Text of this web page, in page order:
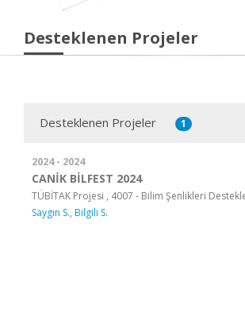
Desteklenen Projeler
Desteklenen Projeler 1
2024 - 2024
CANİK BİLFEST 2024
TÜBİTAK Projesi , 4007 - Bilim Şenlikleri
Saygın S., Bilgili S.